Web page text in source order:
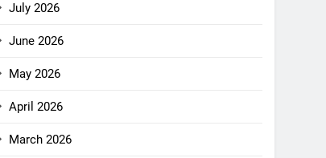
July 2026
June 2026
May 2026
April 2026
March 2026